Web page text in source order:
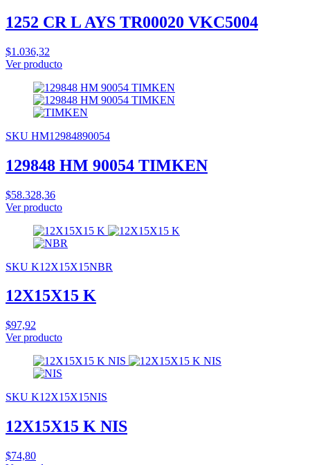
1252 CR L AYS TR00020 VKC5004
$1.036,32
Ver producto
SKU HM12984890054
129848 HM 90054 TIMKEN
$58.328,36
Ver producto
SKU K12X15X15NBR
12X15X15 K
$97,92
Ver producto
SKU K12X15X15NIS
12X15X15 K NIS
$74,80